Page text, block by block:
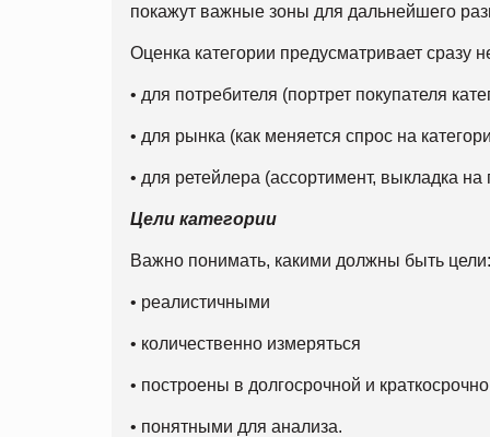
покажут важные зоны для дальнейшего
Оценка категории предусматривает сразу
• для потребителя (портрет покупателя
• для рынка (как меняется спрос на
• для ретейлера (ассортимент, выкладка
Цели категории
Важно понимать, какими должны быть цели:
• реалистичными
• количественно измеряться
• построены в долгосрочной и
• понятными для анализа.